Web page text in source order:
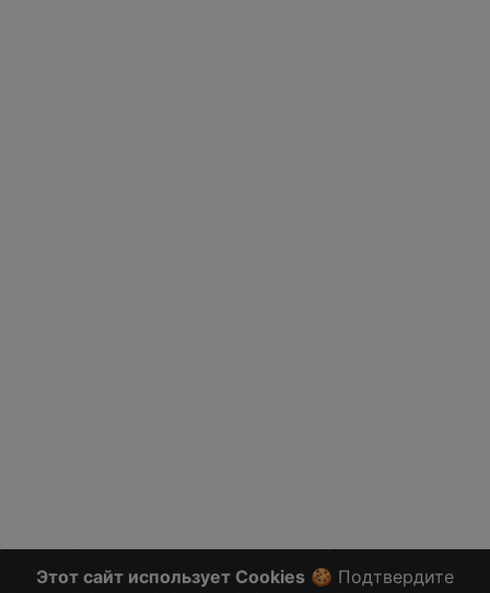
Этот сайт использует Cookies 🍪 Подтвердите